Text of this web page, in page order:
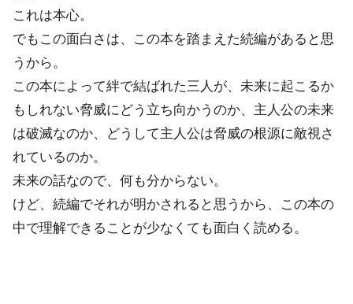
これは本心。
でもこの面白さは、この本を踏まえた続編があると思
うから。
この本によって絆で結ばれた三人が、未来に起こるか
もしれない脅威にどう立ち向かうのか、主人公の未来
は破滅なのか、どうして主人公は脅威の根源に敵視さ
れているのか。
未来の話なので、何も分からない。
けど、続編でそれが明かされると思うから、この本の
中で理解できることが少なくても面白く読める。